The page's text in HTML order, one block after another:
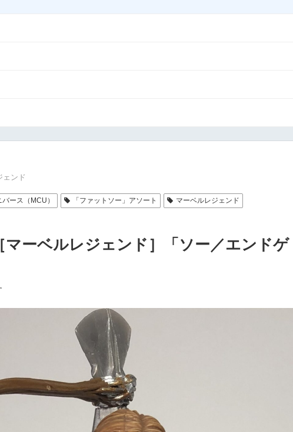
ェンド
ース（MCU） 「ファットソー」アソート
マーベルレジェンド
マーベルレジェンド］「ソー／エンドゲ